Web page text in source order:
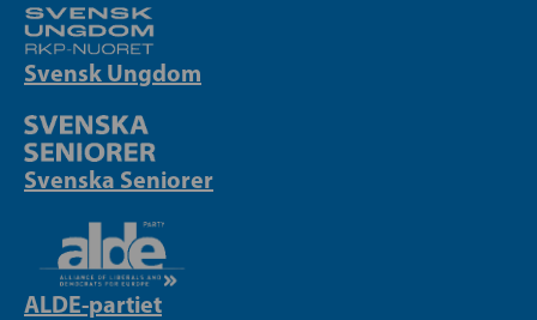
Svensk Ungdom
Svenska Seniorer
ALDE-partiet